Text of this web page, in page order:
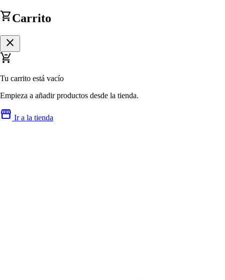
shopping_cartCarrito
close
remove_shopping_cart
Tu carrito está vacío
Empieza a añadir productos desde la tienda.
storefront Ir a la tienda